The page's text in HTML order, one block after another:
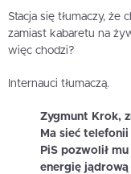
Stacja się tłumaczy, że
zamiast kabaretu na
więc chodzi?
Internauci tłumaczą.
Zygmunt Krok,
Ma sieć
PiS pozwolił
energię jądrową